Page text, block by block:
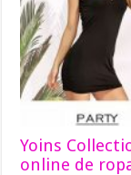
Yoins
online de